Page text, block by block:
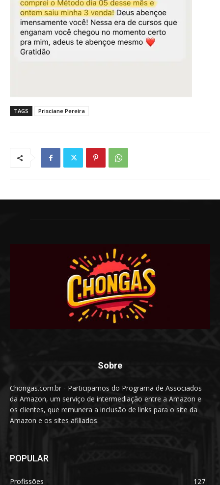
TAGS Prisciane Pereira
Sobre
Chongas.com.br - Participamos do Programa de Associados
da Amazon, um serviço de intermediação entre a Amazon e
os clientes, que remunera a inclusão de links para o site da
Amazon e os sites afiliados.
POPULAR
Profissões 127